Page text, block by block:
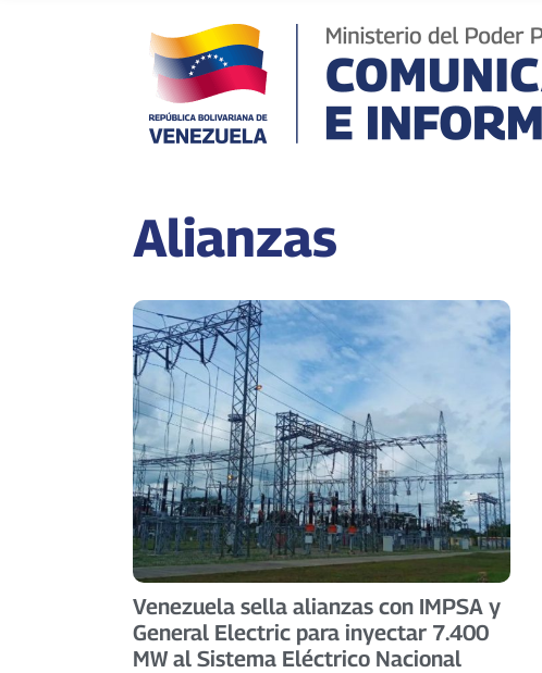
Alianzas
Venezuela sella alianzas con IMPSA y
General Electric para inyectar 7.400
MW al Sistema Eléctrico Nacional